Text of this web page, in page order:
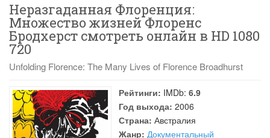
Неразгаданная Флоренция:
Множество жизней Флоренс
Бродхерст смотреть онлайн в HD 1080
720
Unfolding Florence: The Many Lives of Florence Broadhurst
Рейтинги: IMDb: 6.9
Год выхода: 2006
Страна: Австралия
Жанр: Документальный